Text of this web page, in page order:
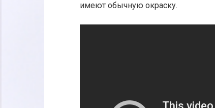
имеют обычную окраску.